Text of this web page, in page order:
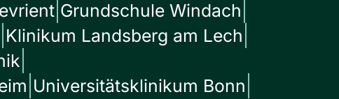
Grundschule Windach
Klinikum Landsberg am Lech
Universitätsklinikum Bonn